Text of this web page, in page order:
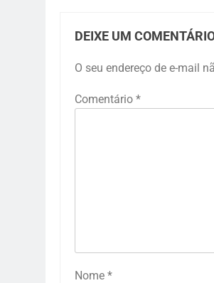
DEIXE UM
O seu endereço de e-mail
Comentário *
Nome *